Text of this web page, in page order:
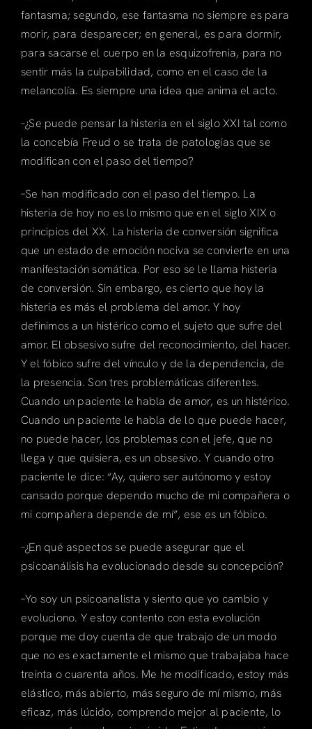
fantasma; segundo, ese fantasma no siempre es para
morir, para desparecer; en general, es para dormir,
para sacarse el cuerpo en la esquizofrenia, para no
sentir más la culpabilidad, como en el caso de la
melancolía. Es siempre una idea que anima el acto.
–¿Se puede pensar la histeria en el siglo XXI tal como
la concebía Freud o se trata de patologías que se
modifican con el paso del tiempo?
–Se han modificado con el paso del tiempo. La
histeria de hoy no es lo mismo que en el siglo XIX o
principios del XX. La histeria de conversión significa
que un estado de emoción nociva se convierte en una
manifestación somática. Por eso se le llama histeria
de conversión. Sin embargo, es cierto que hoy la
histeria es más el problema del amor. Y hoy
definimos a un histérico como el sujeto que sufre del
amor. El obsesivo sufre del reconocimiento, del hacer.
Y el fóbico sufre del vínculo y de la dependencia, de
la presencia. Son tres problemáticas diferentes.
Cuando un paciente le habla de amor, es un histérico.
Cuando un paciente le habla de lo que puede hacer,
no puede hacer, los problemas con el jefe, que no
llega y que quisiera, es un obsesivo. Y cuando otro
paciente le dice: “Ay, quiero ser autónomo y estoy
cansado porque dependo mucho de mi compañera o
mi compañera depende de mí”, ese es un fóbico.
–¿En qué aspectos se puede asegurar que el
psicoanálisis ha evolucionado desde su concepción?
–Yo soy un psicoanalista y siento que yo cambio y
evoluciono. Y estoy contento con esta evolución
porque me doy cuenta de que trabajo de un modo
que no es exactamente el mismo que trabajaba hace
treinta o cuarenta años. Me he modificado, estoy más
elástico, más abierto, más seguro de mí mismo, más
eficaz, más lúcido, comprendo mejor al paciente, lo